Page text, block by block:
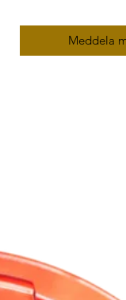
Meddela